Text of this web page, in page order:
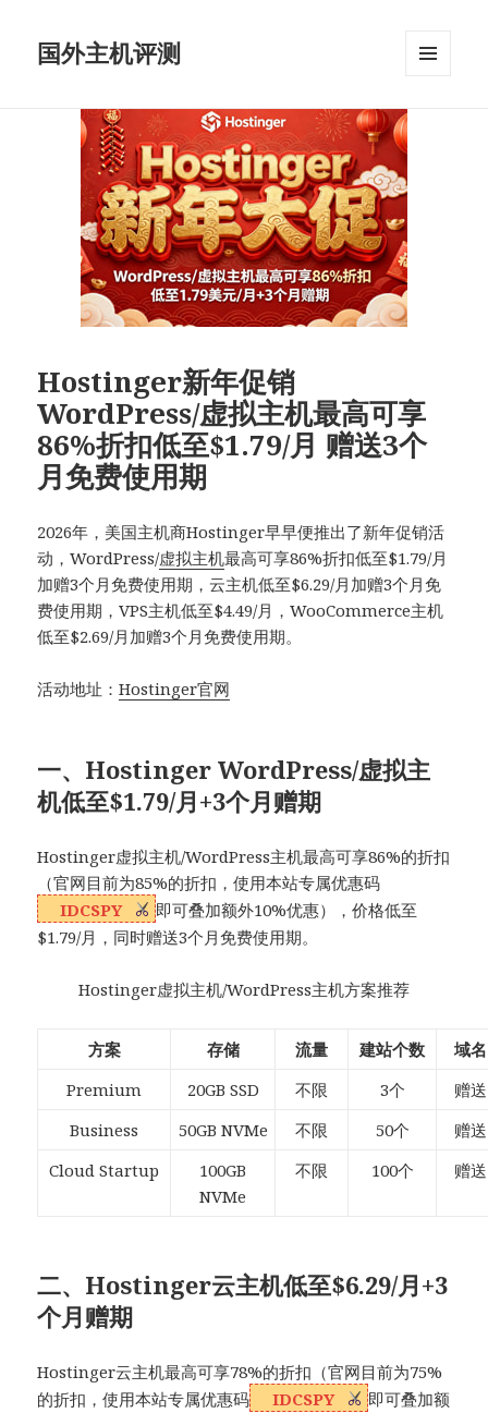
国外主机评测
Hostinger新年促销
WordPress/虚拟主机最高可享
86%折扣低至$1.79/月 赠送3个
月免费使用期
2026年，美国主机商Hostinger早早便推出了新年促销活
动，WordPress/虚拟主机最高可享86%折扣低至$1.79/月
加赠3个月免费使用期，云主机低至$6.29/月加赠3个月免
费使用期，VPS主机低至$4.49/月，WooCommerce主机
低至$2.69/月加赠3个月免费使用期。
活动地址：Hostinger官网
一、Hostinger WordPress/虚拟主
机低至$1.79/月+3个月赠期
Hostinger虚拟主机/WordPress主机最高可享86%的折扣
（官网目前为85%的折扣，使用本站专属优惠码
IDCSPY
即可叠加额外10%优惠），价格低至
$1.79/月，同时赠送3个月免费使用期。
Hostinger虚拟主机/WordPress主机方案推荐
方案 存储 流量 建站个数
域名
Premium
20GB SSD 不限 3个
赠送
Business
50GB NVMe 不限 50个
赠送
Cloud Startup
100GB
NVMe
不限 100个 赠送
二、Hostinger云主机低至$6.29/月+3
个月赠期
Hostinger云主机最高可享78%的折扣（官网目前为75%
的折扣，使用本站专属优惠码
IDCSPY
即可叠加额